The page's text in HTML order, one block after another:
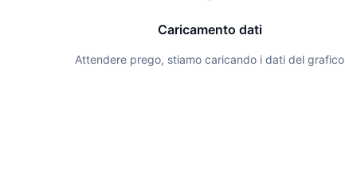
Caricamento dati
Attendere prego, stiamo caricando i dati del grafico